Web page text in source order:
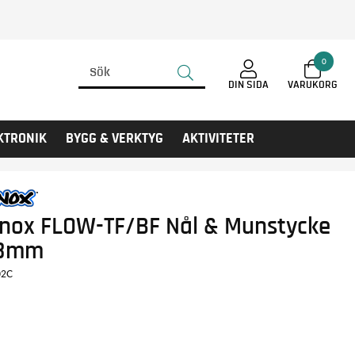
0
DIN SIDA
BYGG & VERKTYG AKTIVITETER
FLOW-TF/BF Nål & Munstycke